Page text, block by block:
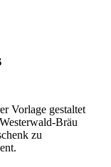
Vorlage gestaltet
Bräu
zu